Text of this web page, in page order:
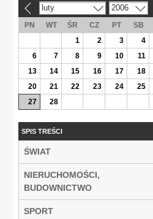
luty 2006
PN WT ŚR CZ PT SB
1
2 3 4
6
7 8 9 10 11
13
14 15 16 17 18
20
21 22 23 24 25
27
28
SPIS TREŚCI
ŚWIAT
NIERUCHOMOŚCI,
BUDOWNICTWO
SPORT